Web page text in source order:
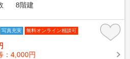
8階建
写真充実 無料オンライン相談可
：4,000円